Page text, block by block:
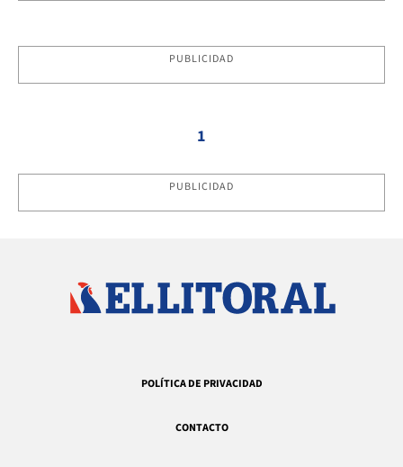
PUBLICIDAD
1
PUBLICIDAD
POLÍTICA DE PRIVACIDAD
CONTACTO